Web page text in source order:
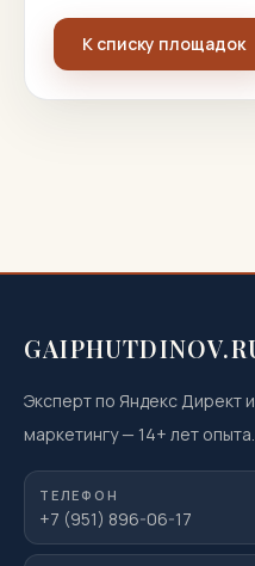
К списку площадок
Эксперт по Яндекс Директ
маркетингу— 14+ лет опыта.
ТЕЛЕФОН
+7 (951) 896-06-17